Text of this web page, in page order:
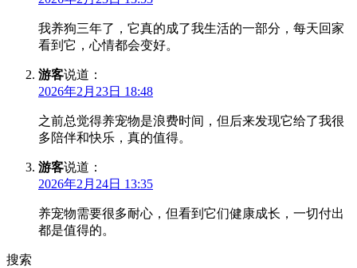
我养狗三年了，它真的成了我生活的一部分，每天回家
看到它，心情都会变好。
游客说道：
2026年2月23日 18:48
之前总觉得养宠物是浪费时间，但后来发现它给了我很
多陪伴和快乐，真的值得。
游客说道：
2026年2月24日 13:35
养宠物需要很多耐心，但看到它们健康成长，一切付出
都是值得的。
搜索